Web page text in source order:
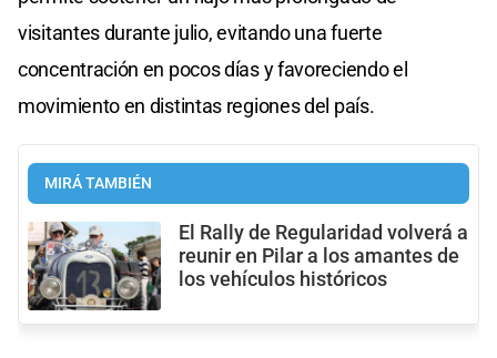
visitantes durante julio, evitando una fuerte
concentración en pocos días y favoreciendo el
movimiento en distintas regiones del país.
MIRÁ TAMBIÉN
El Rally de Regularidad volverá a
reunir en Pilar a los amantes de
los vehículos históricos